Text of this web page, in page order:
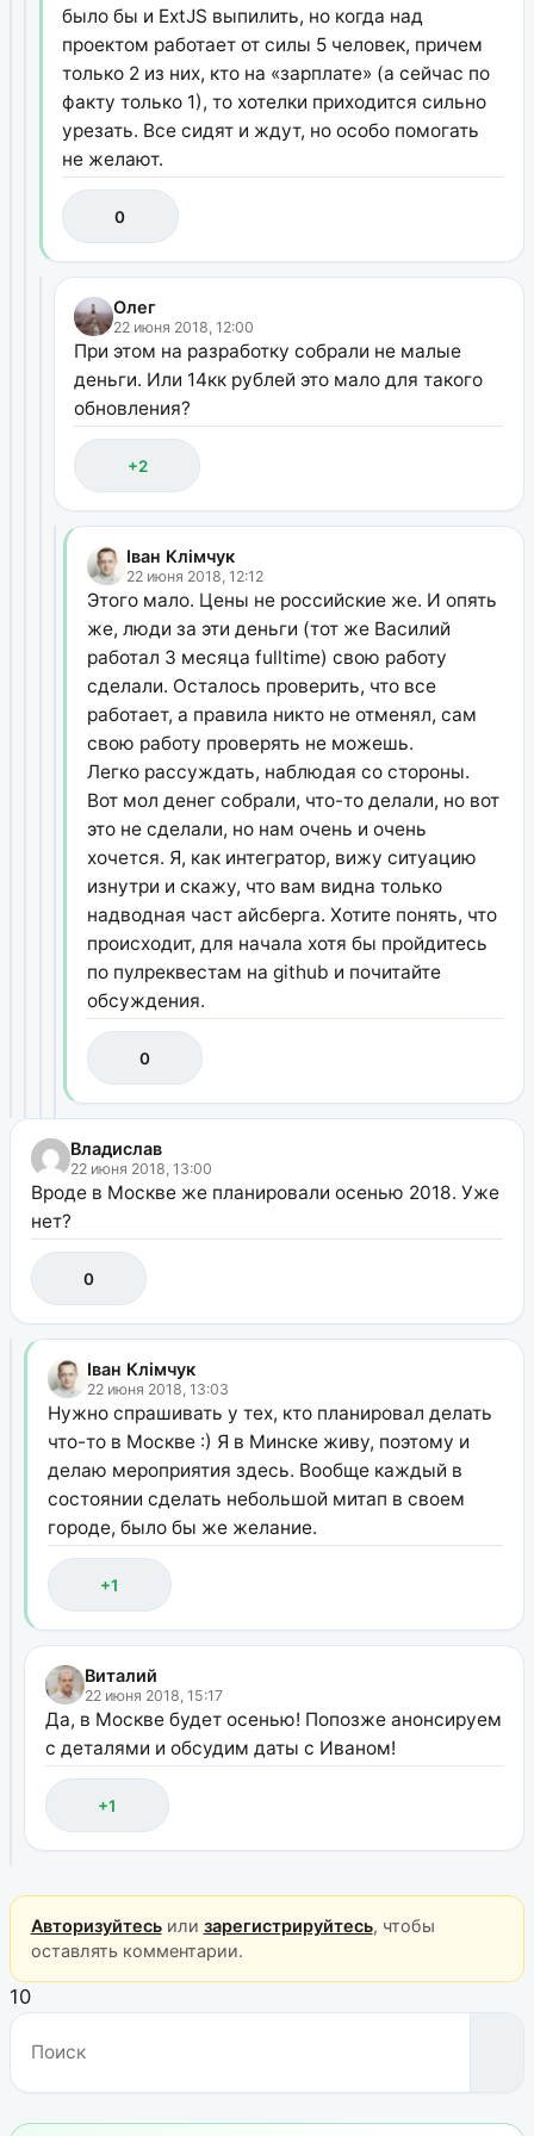
было бы и ExtJS выпилить, но когда над
проектом работает от силы 5 человек, причем
только 2 из них, кто на «зарплате» (а сейчас по
факту только 1), то хотелки приходится сильно
урезать. Все сидят и ждут, но особо помогать
не желают.
0
Олег
22 июня 2018, 12:00
При этом на разработку собрали не малые
деньги. Или 14кк рублей это мало для такого
обновления?
+2
Іван Клімчук
22 июня 2018, 12:12
Этого мало. Цены не российские же. И опять
же, люди за эти деньги (тот же Василий
работал 3 месяца fulltime) свою работу
сделали. Осталось проверить, что все
работает, а правила никто не отменял, сам
свою работу проверять не можешь.
Легко рассуждать, наблюдая со стороны.
Вот мол денег собрали, что-то делали, но вот
это не сделали, но нам очень и очень
хочется. Я, как интегратор, вижу ситуацию
изнутри и скажу, что вам видна только
надводная част айсберга. Хотите понять, что
происходит, для начала хотя бы пройдитесь
по пулреквестам на github и почитайте
обсуждения.
0
Владислав
22 июня 2018, 13:00
Вроде в Москве же планировали осенью 2018. Уже
нет?
0
Іван Клімчук
22 июня 2018, 13:03
Нужно спрашивать у тех, кто планировал делать
что-то в Москве :) Я в Минске живу, поэтому и
делаю мероприятия здесь. Вообще каждый в
состоянии сделать небольшой митап в своем
городе, было бы же желание.
+1
Виталий
22 июня 2018, 15:17
Да, в Москве будет осенью! Попозже анонсируем
с деталями и обсудим даты с Иваном!
+1
Авторизуйтесьили зарегистрируйтесь, чтобы
оставлять комментарии.
10